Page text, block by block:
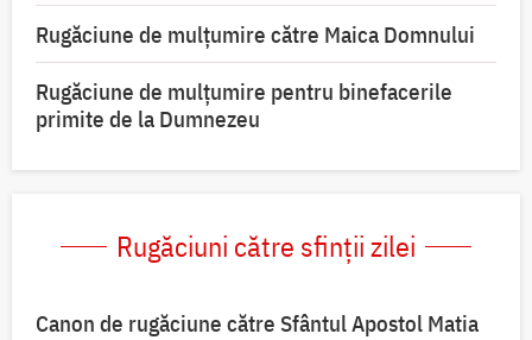
Rugăciune de mulţumire către Maica Domnului
Rugăciune de mulțumire pentru binefacerile
primite de la Dumnezeu
Rugăciuni către sfinții zilei
Canon de rugăciune către Sfântul Apostol Matia